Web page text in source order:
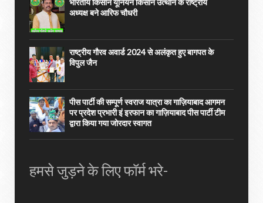
अध्यक्ष बने आरिफ चौधरी
राष्ट्रीय गौरव अवार्ड 2024 से अलंकृत हुए बागपत के
विपुल जैन
पीस पार्टी की सम्पूर्ण स्वराज यात्रा का गाज़ियाबाद आगमन
पर प्रदेश प्रभारी इं इरफान का गाज़ियाबाद पीस पार्टी टीम
द्वारा किया गया जोरदार स्वागत
हमसे जुड़ने के लिए फॉर्म भरे-